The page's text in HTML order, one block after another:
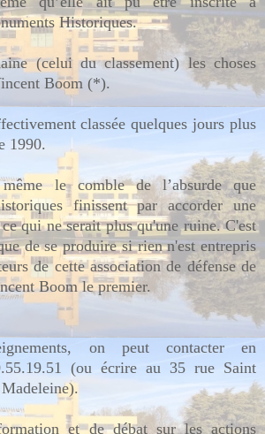
Historiques.
(celui du classement) les choses
Boom (*).
classée quelques jours plus
1990.
le comble de l’absurde que
finissent par accorder une
qui ne serait plus qu'une ruine.C'est
de se produire si rien n'est entrepris
de cette association de défense de
Boom le premier.
on peut contacter en
(ou écrire au 35 rue Saint
et de débat sur les actions